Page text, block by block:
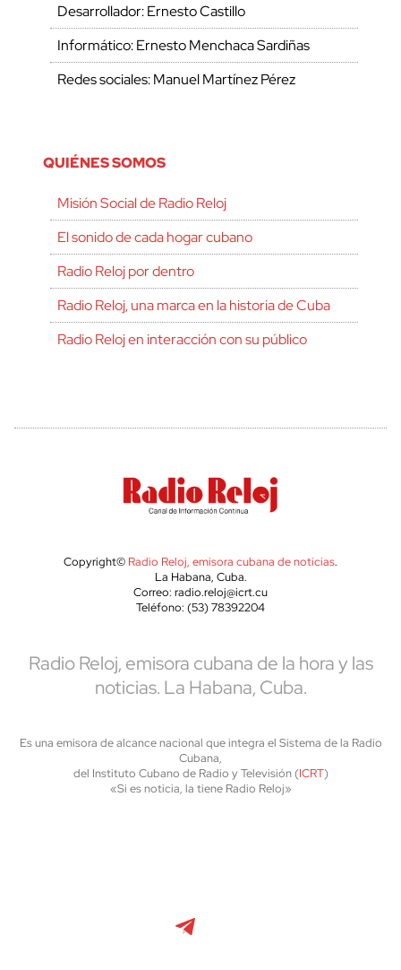
Desarrollador: Ernesto Castillo
Informático: Ernesto Menchaca Sardiñas
Redes sociales: Manuel Martínez Pérez
QUIÉNES SOMOS
Misión Social de Radio Reloj
El sonido de cada hogar cubano
Radio Reloj por dentro
Radio Reloj, una marca en la historia de Cuba
Radio Reloj en interacción con su público
Copyright© Radio Reloj, emisora cubana de noticias.
La Habana, Cuba.
Correo: radio.reloj@icrt.cu
Teléfono: (53) 78392204
Radio Reloj, emisora cubana de la hora y las
noticias. La Habana, Cuba.
Es una emisora de alcance nacional que integra el Sistema de la Radio
Cubana,
del Instituto Cubano de Radio y Televisión (ICRT)
«Si es noticia, la tiene Radio Reloj»